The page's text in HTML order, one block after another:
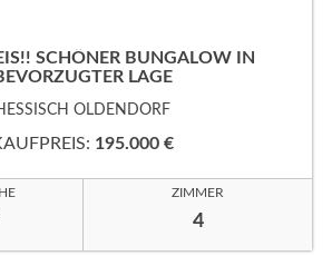
SCHÖNER BUNGALOW IN
LAGE
OLDENDORF
195.000 €
ZIMMER
4